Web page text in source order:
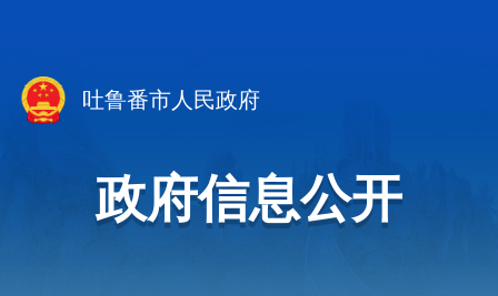
吐鲁番市人民政府
政府信息公开